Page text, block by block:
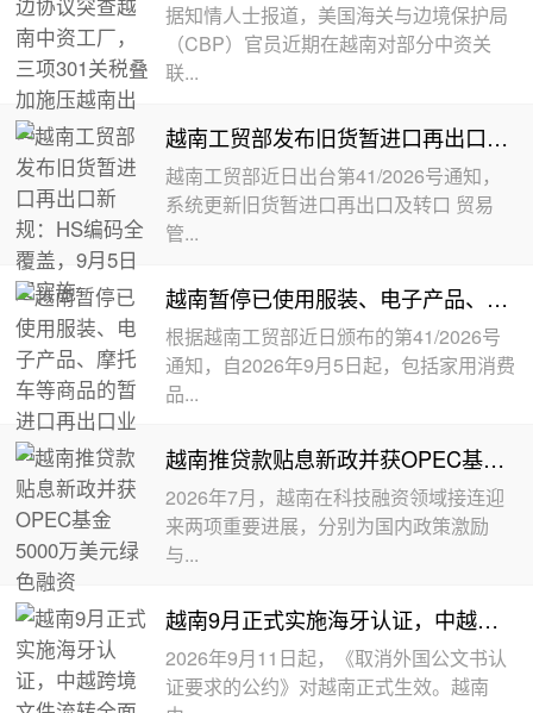
据知情人士报道，美国海关与边境保护局
（CBP）官员近期在越南对部分中资关
联...
越南工贸部发布旧货暂进口再出口新规：HS编码全覆盖，9月5日起实施
越南工贸部近日出台第41/2026号通知，
系统更新旧货暂进口再出口及转口 贸易
管...
越南暂停已使用服装、电子产品、摩托车等商品的暂进口再出口业务
根据越南工贸部近日颁布的第41/2026号
通知，自2026年9月5日起，包括家用消费
品...
越南推贷款贴息新政并获OPEC基金5000万美元绿色融资
2026年7月，越南在科技融资领域接连迎
来两项重要进展，分别为国内政策激励
与...
越南9月正式实施海牙认证，中越跨境文件流转全面提速
2026年9月11日起，《取消外国公文书认
证要求的公约》对越南正式生效。越南